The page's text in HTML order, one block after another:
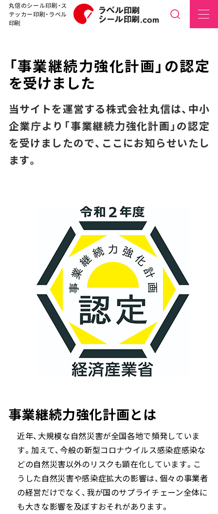
丸信のシール印刷・ス
テッカー印刷・ラベル
印刷
「事業継続力強化計画」の認定
を受けました
当サイトを運営する株式会社丸信は、中小
企業庁より「事業継続力強化計画」の認定
を受けましたので、ここにお知らせいたし
ます。
事業継続力強化計画とは
近年、大規模な自然災害が全国各地で頻発していま
す。加えて、今般の新型コロナウイルス感染症感染な
どの自然災害以外のリスクも顕在化しています。こ
うした自然災害や感染症拡大の影響は、個々の事業者
の経営だけでなく、我が国のサプライチェーン全体に
も大きな影響を及ぼすおそれがあります。